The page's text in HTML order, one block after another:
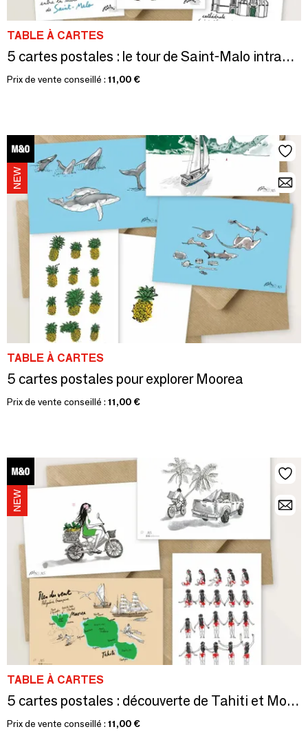
TABLE À CARTES
5 cartes postales : le tour de Saint-Malo intramuros
Prix de vente conseillé : 11,00 €
TABLE À CARTES
5 cartes postales pour explorer Moorea
Prix de vente conseillé : 11,00 €
TABLE À CARTES
5 cartes postales : découverte de Tahiti et Moorea
Prix de vente conseillé : 11,00 €